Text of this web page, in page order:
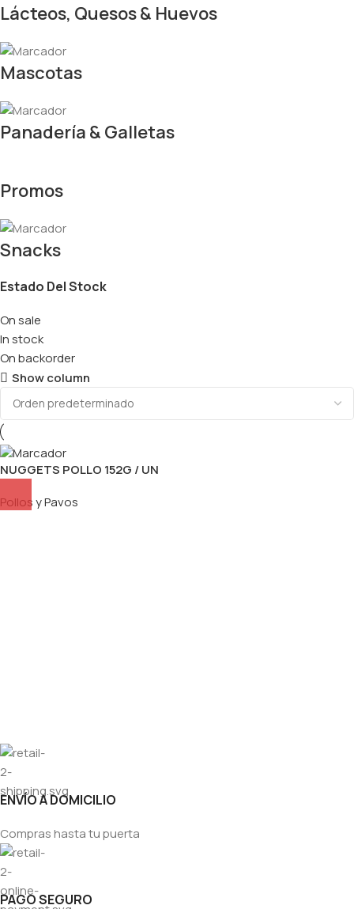
Lácteos, Quesos & Huevos
Mascotas
Panadería & Galletas
Promos
Snacks
Estado Del Stock
On sale
In stock
On backorder
Show column
NUGGETS POLLO 152G / UN
Pollos y Pavos
ENVÍO A DOMICILIO
Compras hasta tu puerta
PAGO SEGURO